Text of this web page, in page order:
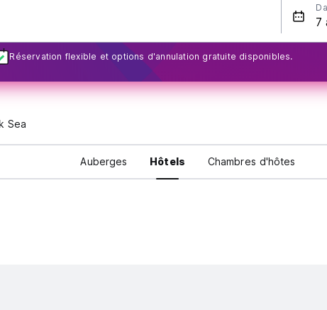
Réservation flexible et options d'annulation gratuite disponibles.
Sea
Auberges Hôtels Chambres d'hôtes